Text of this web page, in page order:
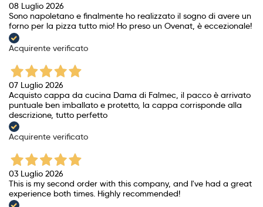
08 Luglio 2026
Sono napoletano e finalmente ho realizzato il sogno di avere un
forno per la pizza tutto mio! Ho preso un Ovenat, è eccezionale!
Acquirente verificato
07 Luglio 2026
Acquisto cappa da cucina Dama di Falmec, il pacco è arrivato
puntuale ben imballato e protetto, la cappa corrisponde alla
descrizione, tutto perfetto
Acquirente verificato
03 Luglio 2026
This is my second order with this company, and I've had a great
experience both times. Highly recommended!